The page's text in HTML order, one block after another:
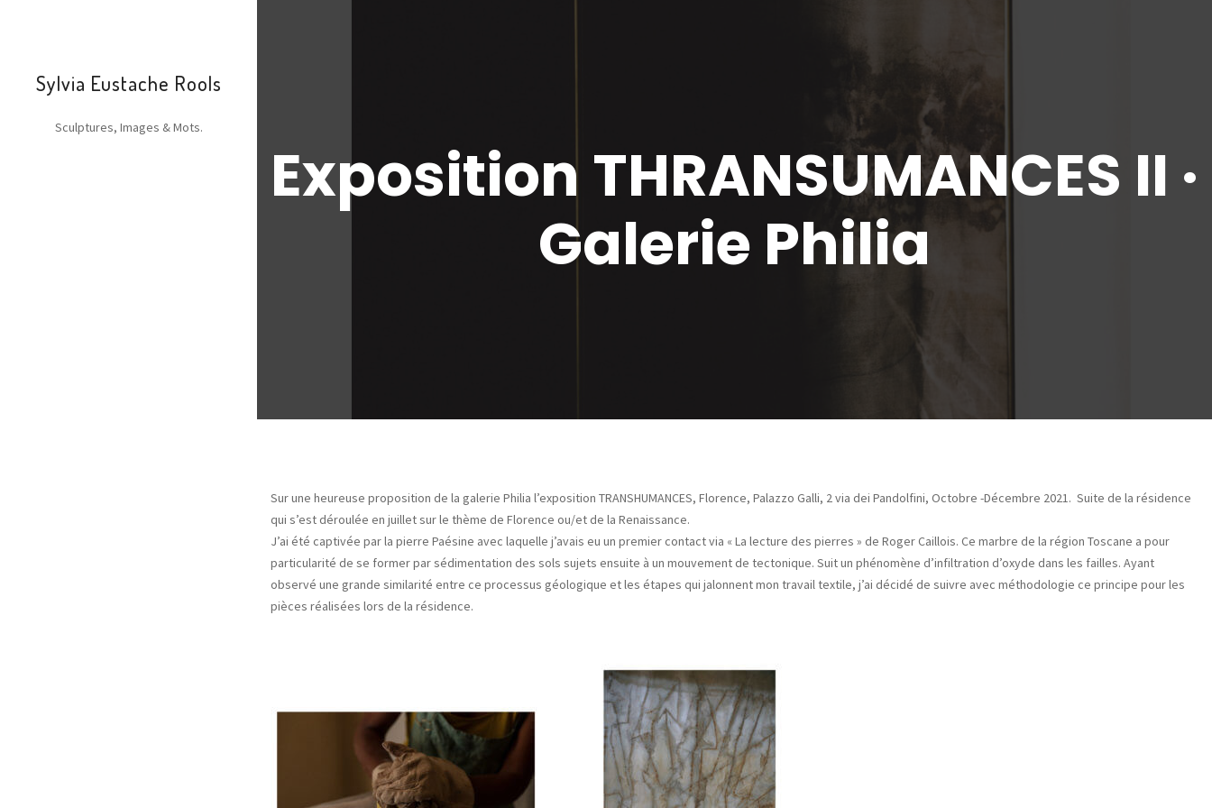
Sylvia Eustache Rools
Sculptures, Images & Mots.
Exposition THRANSUMANCES II ·
Galerie Philia
Sur une heureuse proposition de la galerie Philia l’exposition TRANSHUMANCES, Florence, Palazzo Galli, 2 via dei Pandolfini, Octobre -Décembre 2021. Suite de la résidence
qui s’est déroulée en juillet sur le thème de Florence ou/et de la Renaissance.
J’ai été captivée par la pierre Paésine avec laquelle j’avais eu un premier contact via « La lecture des pierres » de Roger Caillois. Ce marbre de la région Toscane a pour
particularité de se former par sédimentation des sols sujets ensuite à un mouvement de tectonique. Suit un phénomène d’infiltration d’oxyde dans les failles. Ayant
observé une grande similarité entre ce processus géologique et les étapes qui jalonnent mon travail textile, j’ai décidé de suivre avec méthodologie ce principe pour les
pièces réalisées lors de la résidence.